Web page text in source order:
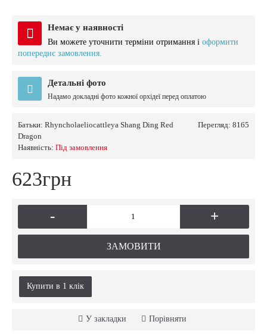
Немає у наявності
Ви можете уточнити терміни отримання і оформити
попереднє замовлення.
Детальні фото
Надамо докладні фото кожної орхідеї перед оплатою
Перегляд: 8165
Батьки: Rhyncholaeliocattleya Shang Ding Red
Dragon
Наявність: Пiд замовлення
623грн
- +
ЗАМОВИТИ
Купити в 1 клiк
У закладки Порівняти